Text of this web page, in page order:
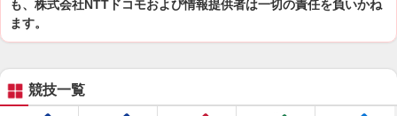
も、株式会社NTTドコモおよび情報提供者は一切の責任を負いかね
ます。
競技一覧